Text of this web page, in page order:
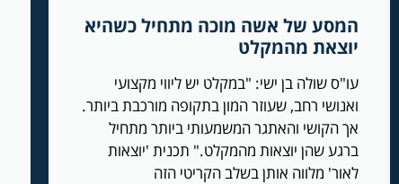
המסע של אשה מוכה מתחיל כשהיא
יוצאת מהמקלט
עו"ס שולה בן ישי: "במקלט יש ליווי מקצועי
ואנושי רחב, שעוזר המון בתקופה מורכבת ביותר.
אך הקושי והאתגר המשמעותי ביותר מתחיל
ברגע שהן יוצאות מהמקלט." תכנית 'יוצאות
לאור' מלווה אותן בשלב הקריטי הזה